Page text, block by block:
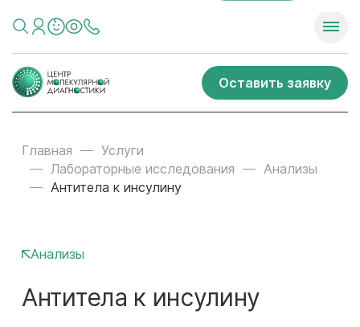
Оставить заявку
Главная
Услуги
Лабораторные исследования
Анализы
Антитела к инсулину
Анализы
Антитела к инсулину